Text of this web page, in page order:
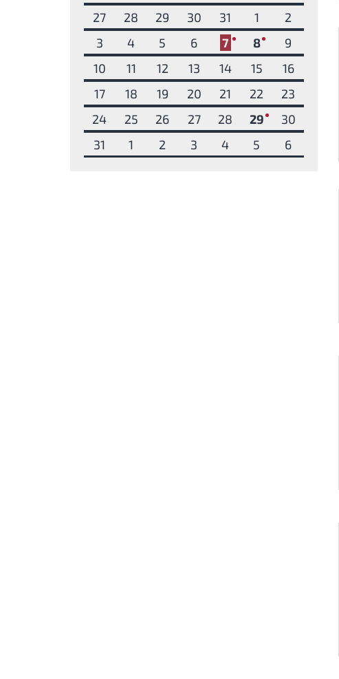
27
28 29 30 31 1
2
3
4 5 6 7 1 81
9
10
11 12 13 14 15
16
17
18 19 20 21 22
23
24
25 26 27 28 29 1
30
31
1 2 3 4 5 6